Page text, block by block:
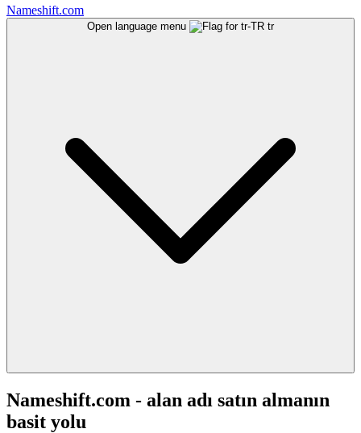
Nameshift.com
Open language menu tr
Nameshift.com - alan adı satın almanın
basit yolu